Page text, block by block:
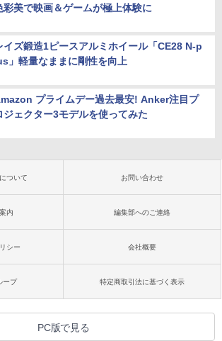
彩美で映画＆ゲームが極上体験に
イズ鍛造1ピースアルミホイール「CE28 N-p
」軽量なままに剛性を向上
プライムデー過去最安! Anker注目プ
ジェクター3モデルを使ってみた
ついて お問い合わせ
内 編集部へのご連絡
シー 会社概要
ープ 特定商取引法に基づく表示
PC版で見る